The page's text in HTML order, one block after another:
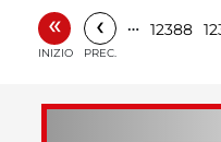
«
INIZIO
‹
PREC.
… 12388